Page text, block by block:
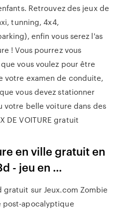
Retrouvez des jeux de
tunning, 4x4,
enfin vous serez l'as
! Vous pourrez vous
vous voulez pour être
votre examen de conduite,
vous devez stationner
votre belle voiture dans des
DE VOITURE gratuit
en ville gratuit en
- jeu en ...
gratuit sur Jeux.com Zombie
post-apocalyptique